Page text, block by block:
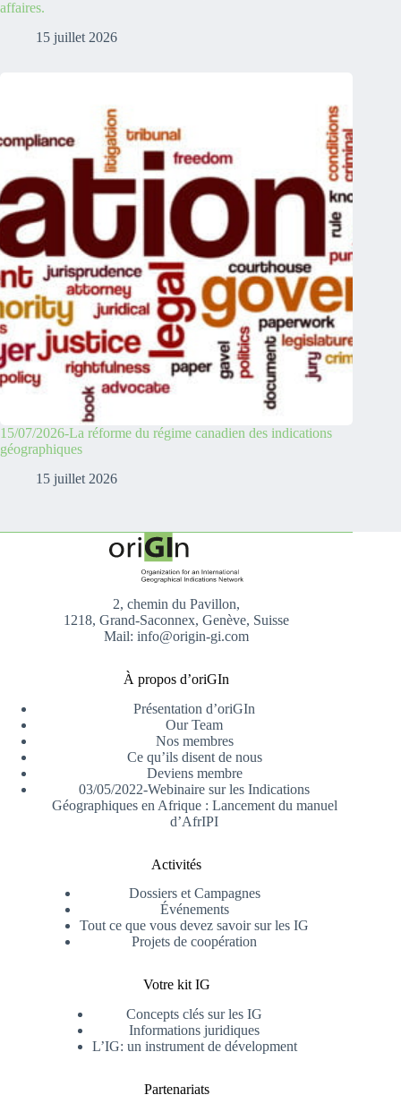
affaires.
15 juillet 2026
15/07/2026-La réforme du régime canadien des indications
géographiques
15 juillet 2026
2, chemin du Pavillon,
1218, Grand-Saconnex, Genève, Suisse
Mail: info@origin-gi.com
À propos d’oriGIn
Présentation d’oriGIn
Our Team
Nos membres
Ce qu’ils disent de nous
Deviens membre
03/05/2022-Webinaire sur les Indications
Géographiques en Afrique : Lancement du manuel
d’AfrIPI
Activités
Dossiers et Campagnes
Événements
Tout ce que vous devez savoir sur les IG
Projets de coopération
Votre kit IG
Concepts clés sur les IG
Informations juridiques
L’IG: un instrument de dévelopment
Partenariats